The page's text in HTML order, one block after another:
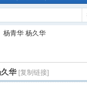
杨青华 杨久华
久华 [复制链接]